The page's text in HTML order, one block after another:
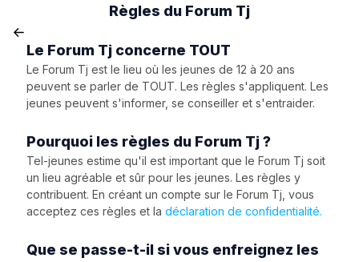
Règles du Forum Tj
Le Forum Tj concerne TOUT
Le Forum Tj est le lieu où les jeunes de 12 à 20 ans
peuvent se parler de TOUT. Les règles s'appliquent. Les
jeunes peuvent s'informer, se conseiller et s'entraider.
Pourquoi les règles du Forum Tj ?
Tel-jeunes estime qu'il est important que le Forum Tj soit
un lieu agréable et sûr pour les jeunes. Les règles y
contribuent. En créant un compte sur le Forum Tj, vous
acceptez ces règles et la déclaration de confidentialité.
Que se passe-t-il si vous enfreignez les